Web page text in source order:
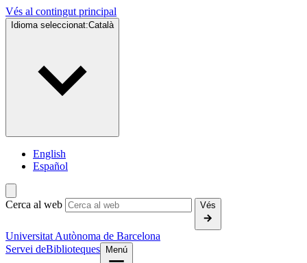
Vés al contingut principal
Idioma seleccionat:Català
English
Español
Cerca al web Vés
Universitat Autònoma de Barcelona
Servei deBiblioteques Menú